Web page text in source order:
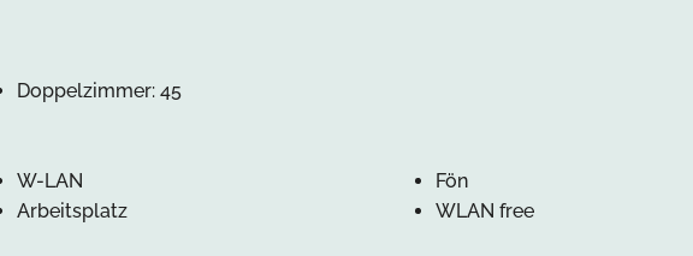
Doppelzimmer: 45
W-LAN
Fön
Arbeitsplatz
WLAN free